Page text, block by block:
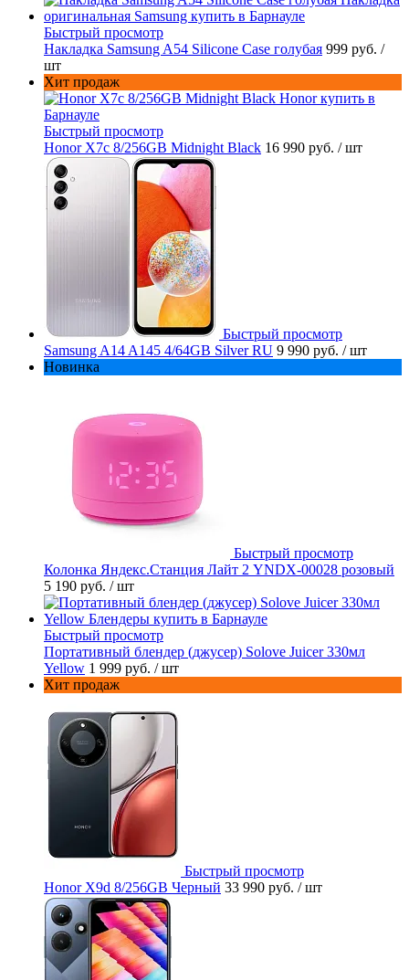
Быстрый просмотр
Накладка Samsung A54 Silicone Case голубая 999 руб. /
шт
Хит продаж
Быстрый просмотр
Honor X7c 8/256GB Midnight Black 16 990 руб. / шт
Быстрый просмотр
Samsung A14 A145 4/64GB Silver RU 9 990 руб. / шт
Новинка
Быстрый просмотр
Колонка Яндекс.Станция Лайт 2 YNDX-00028 розовый
5 190 руб. / шт
Быстрый просмотр
Портативный блендер (джусер) Solove Juicer 330мл
Yellow 1 999 руб. / шт
Хит продаж
Быстрый просмотр
Honor X9d 8/256GB Черный 33 990 руб. / шт